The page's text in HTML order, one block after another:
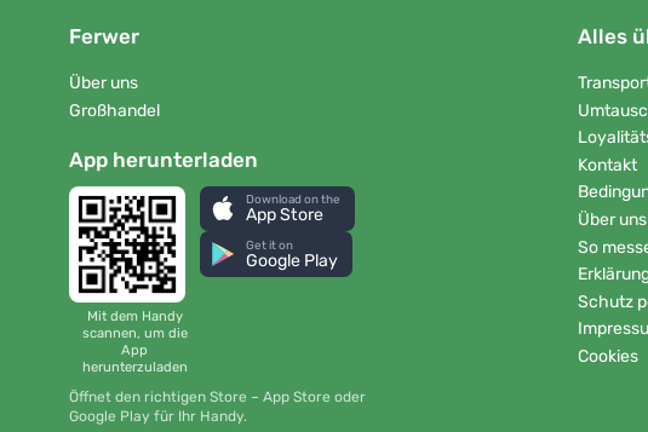
Ferwer
Über uns
Großhandel
App herunterladen
Mit dem Handy
scannen, um die
App
herunterzuladen
Download on the
App Store
Get it on
Google Play
Öffnet den richtigen Store – App Store oder
Google Play für Ihr Handy.
Alles
Kontakt
Über uns
So
Schutz
Cookies